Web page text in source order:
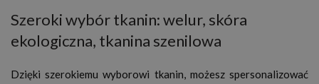
Szeroki wybór tkanin: welur, skóra
ekologiczna, tkanina szenilowa
Dzięki szerokiemu wyborowi tkanin, możesz spersonalizować